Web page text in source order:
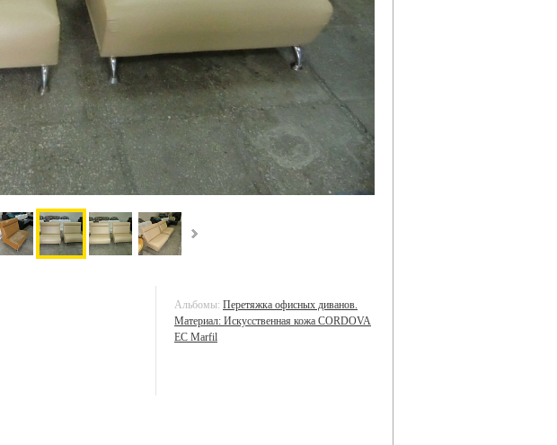
Альбомы: Перетяжка офисных диванов.
Материал: Искусственная кожа CORDOVA
EC Marfil​​